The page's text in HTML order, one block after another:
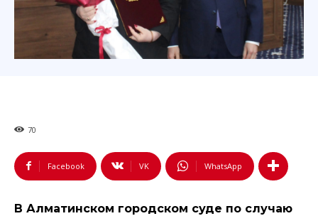
70
Facebook VK WhatsApp
В Алматинском городском суде по случаю